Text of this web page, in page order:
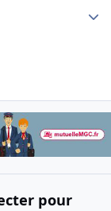
pour